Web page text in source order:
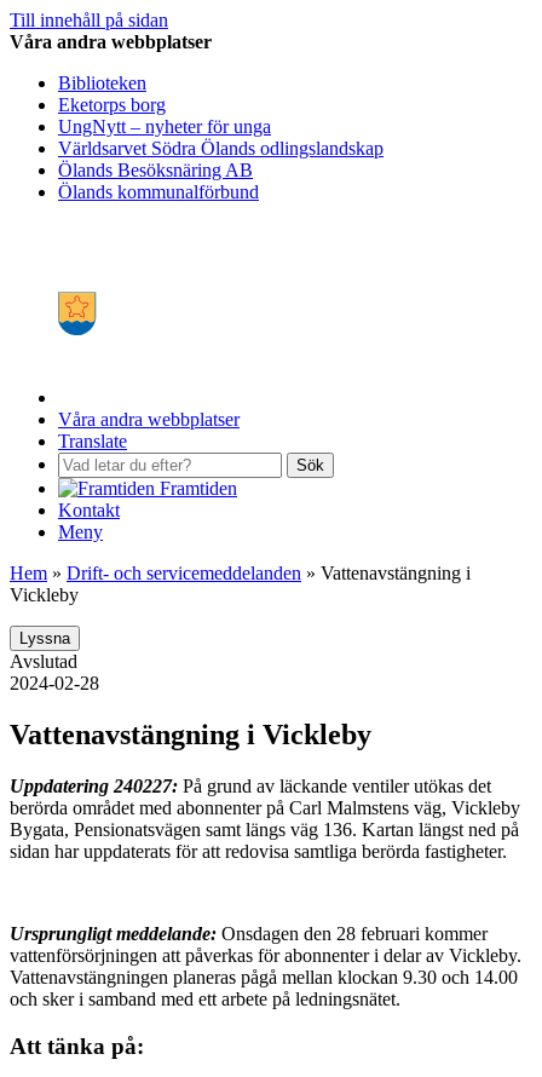
Till innehåll på sidan
Våra andra webbplatser
Biblioteken
Eketorps borg
UngNytt – nyheter för unga
Världsarvet Södra Ölands odlingslandskap
Ölands Besöksnäring AB
Ölands kommunalförbund
Våra andra webbplatser
Translate
Sök
Framtiden
Kontakt
Meny
Hem » Drift- och servicemeddelanden » Vattenavstängning i
Vickleby
Lyssna
Avslutad
2024-02-28
Vattenavstängning i Vickleby
Uppdatering 240227: På grund av läckande ventiler utökas det
berörda området med abonnenter på Carl Malmstens väg, Vickleby
Bygata, Pensionatsvägen samt längs väg 136. Kartan längst ned på
sidan har uppdaterats för att redovisa samtliga berörda fastigheter.
Ursprungligt meddelande: Onsdagen den 28 februari kommer
vattenförsörjningen att påverkas för abonnenter i delar av Vickleby.
Vattenavstängningen planeras pågå mellan klockan 9.30 och 14.00
och sker i samband med ett arbete på ledningsnätet.
Att tänka på: